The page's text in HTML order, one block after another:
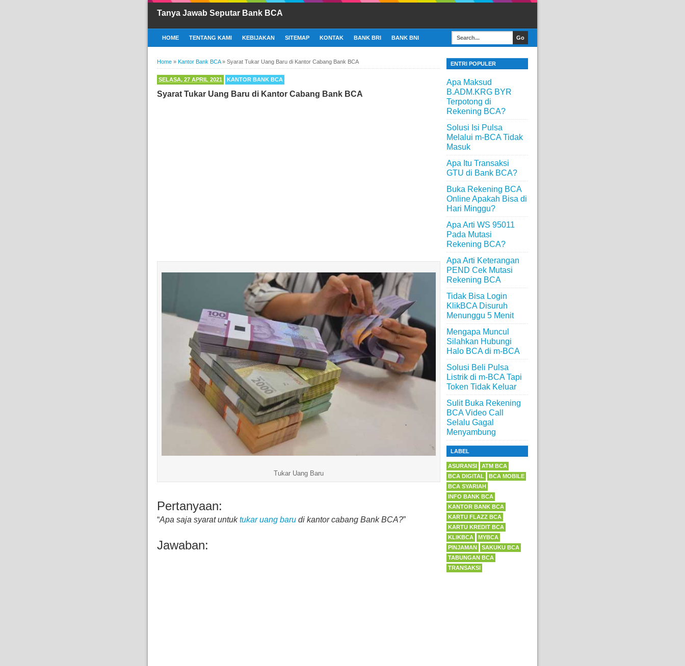
Tanya Jawab Seputar Bank BCA
HOME TENTANG KAMI KEBIJAKAN SITEMAP KONTAK BANK BRI BANK BNI
Home » Kantor Bank BCA» Syarat Tukar Uang Baru di Kantor Cabang Bank BCA
SELASA, 27 APRIL 2021 KANTOR BANK BCA
Syarat Tukar Uang Baru di Kantor Cabang Bank BCA
Tukar Uang Baru
Pertanyaan:
“Apa saja syarat untuktukar uang baru di kantor cabang Bank BCA?”
Jawaban:
ENTRI POPULER
Apa Maksud
B.ADM.KRG BYR
Terpotong di
Rekening BCA?
Solusi Isi Pulsa
Melalui m-BCA Tidak
Masuk
Apa Itu Transaksi
GTU di Bank BCA?
Buka Rekening BCA
Online Apakah Bisa di
Hari Minggu?
Apa Arti WS 95011
Pada Mutasi
Rekening BCA?
Apa Arti Keterangan
PEND Cek Mutasi
Rekening BCA
Tidak Bisa Login
KlikBCA Disuruh
Menunggu 5 Menit
Mengapa Muncul
Silahkan Hubungi
Halo BCA di m-BCA
Solusi Beli Pulsa
Listrik di m-BCA Tapi
Token Tidak Keluar
Sulit Buka Rekening
BCA Video Call
Selalu Gagal
Menyambung
LABEL
ASURANSI
ATM BCA
BCA DIGITAL
BCA MOBILE
BCA SYARIAH
INFO BANK BCA
KANTOR BANK BCA
KARTU FLAZZ BCA
KARTU KREDIT BCA
KLIKBCA
MYBCA
PINJAMAN
SAKUKU BCA
TABUNGAN BCA
TRANSAKSI